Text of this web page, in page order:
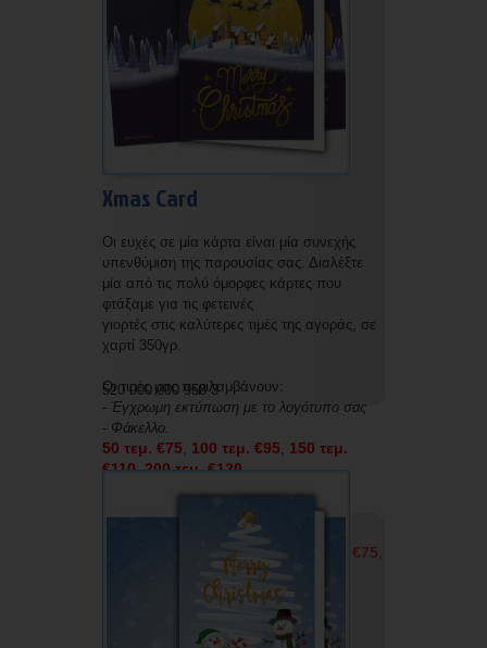
Xmas Card
Οι ευχές σε μία κάρτα είναι μία συνεχής
υπενθύμιση της παρουσίας σας. Διαλέξτε
μία από τις πολύ όμορφες κάρτες που
φτάξαμε για τις φετεινές
γιορτές στις καλύτερες τιμές της αγοράς, σε
χαρτί 350γρ.
Οι τιμές μας περιλαμβάνουν:
- Έγχρωμη εκτύπωση με το λογότυπο σας
- Φάκελλο.
50 τεμ. €75, 100 τεμ. €95, 150 τεμ.
€110
200 τεμ. €120
Οι τιμές μας χωρίς εκτύπωση και χωρίς
φάκελο είναι οι εξής:
100 τεμ. €60 150 τεμ. €75
520 000 000 958 3